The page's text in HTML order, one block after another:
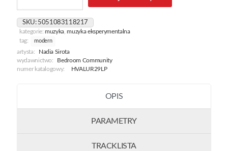
SKU: 5051083118217
kategorie:muzyka,muzyka eksperymentalna
tag:
modern
artysta:
Nadia Sirota
wydawnictwo:
Bedroom Community
numer katalogowy:
HVALUR29LP
OPIS
PARAMETRY
TRACKLISTA